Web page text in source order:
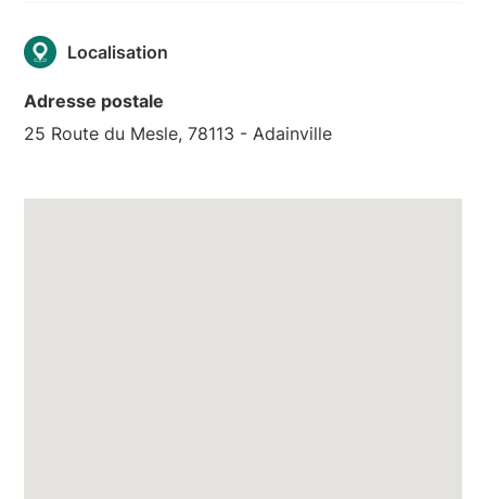
Localisation
Adresse postale
25 Route du Mesle, 78113 - Adainville